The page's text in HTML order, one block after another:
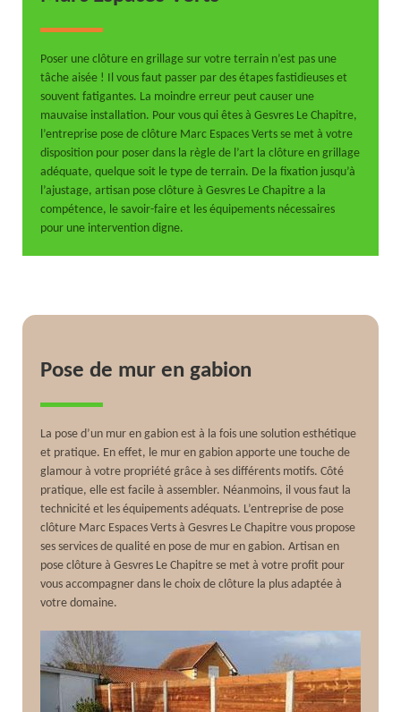
Poser une clôture en grillage sur votre terrain n’est pas une
tâche aisée ! Il vous faut passer par des étapes fastidieuses et
souvent fatigantes. La moindre erreur peut causer une
mauvaise installation. Pour vous qui êtes à Gesvres Le Chapitre,
l’entreprise pose de clôture Marc Espaces Verts se met à votre
disposition pour poser dans la règle de l’art la clôture en grillage
adéquate, quelque soit le type de terrain. De la fixation jusqu’à
l’ajustage, artisan pose clôture à Gesvres Le Chapitre a la
compétence, le savoir-faire et les équipements nécessaires
pour une intervention digne.
Pose de mur en gabion
La pose d’un mur en gabion est à la fois une solution esthétique
et pratique. En effet, le mur en gabion apporte une touche de
glamour à votre propriété grâce à ses différents motifs. Côté
pratique, elle est facile à assembler. Néanmoins, il vous faut la
technicité et les équipements adéquats. L’entreprise de pose
clôture Marc Espaces Verts à Gesvres Le Chapitre vous propose
ses services de qualité en pose de mur en gabion. Artisan en
pose clôture à Gesvres Le Chapitre se met à votre profit pour
vous accompagner dans le choix de clôture la plus adaptée à
votre domaine.